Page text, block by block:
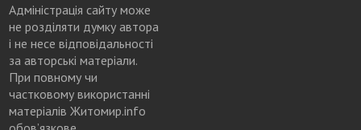
Адміністрація сайту може
не розділяти думку автора
і не несе відповідальності
за авторські матеріали.
При повному чи
частковому використанні
матеріалів Житомир.info